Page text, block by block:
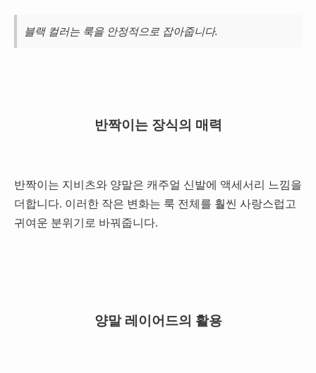
블랙 컬러는 룩을 안정적으로 잡아줍니다.
반짝이는 장식의 매력
반짝이는 지비츠와 양말은 캐주얼 신발에 액세서리 느낌을
더합니다. 이러한 작은 변화는 룩 전체를 훨씬 사랑스럽고
귀여운 분위기로 바꿔줍니다.
양말 레이어드의 활용